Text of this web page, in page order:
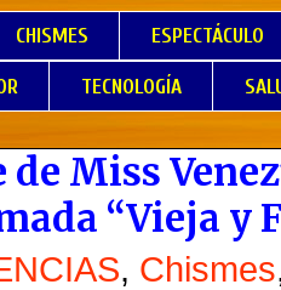
CHISMES ESPECTÁCULO
TECNOLOGÍA
Miss
“Vieja y
, Chismes